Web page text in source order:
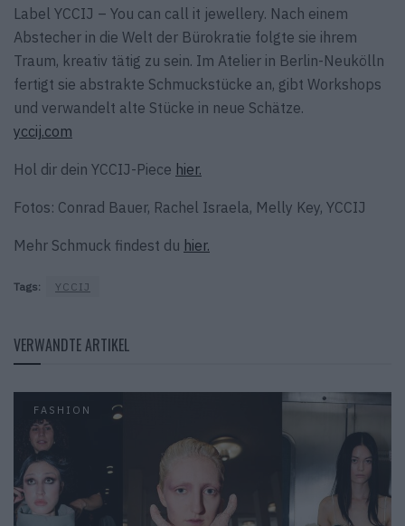
Label YCCIJ – You can call it jewellery. Nach einem
Abstecher in die Welt der Bürokratie folgte sie ihrem
Traum, kreativ tätig zu sein. Im Atelier in Berlin-Neukölln
fertigt sie abstrakte Schmuckstücke an, gibt Workshops
und verwandelt alte Stücke in neue Schätze.
yccij.com
Hol dir dein YCCIJ-Piece hier.
Fotos: Conrad Bauer, Rachel Israela, Melly Key, YCCIJ
Mehr Schmuck findest du hier.
Tags: YCCIJ
VERWANDTE ARTIKEL
FASHION